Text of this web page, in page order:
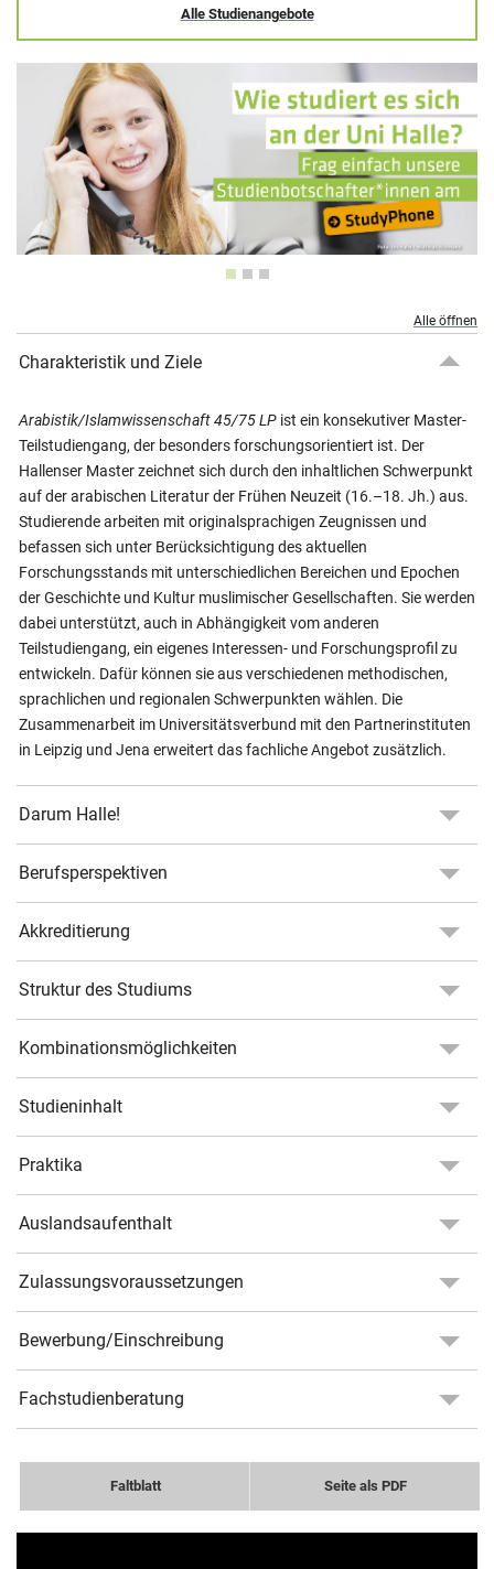
Alle Studienangebote
Alle öffnen
Charakteristik und Ziele
Arabistik/Islamwissenschaft 45/75 LP ist ein konsekutiver Master-
Teilstudiengang, der besonders forschungsorientiert ist. Der
Hallenser Master zeichnet sich durch den inhaltlichen Schwerpunkt
auf der arabischen Literatur der Frühen Neuzeit (16.–18. Jh.) aus.
Studierende arbeiten mit originalsprachigen Zeugnissen und
befassen sich unter Berücksichtigung des aktuellen
Forschungsstands mit unterschiedlichen Bereichen und Epochen
der Geschichte und Kultur muslimischer Gesellschaften. Sie werden
dabei unterstützt, auch in Abhängigkeit vom anderen
Teilstudiengang, ein eigenes Interessen- und Forschungsprofil zu
entwickeln. Dafür können sie aus verschiedenen methodischen,
sprachlichen und regionalen Schwerpunkten wählen. Die
Zusammenarbeit im Universitätsverbund mit den Partnerinstituten
in Leipzig und Jena erweitert das fachliche Angebot zusätzlich.
Darum Halle!
Berufsperspektiven
Akkreditierung
Struktur des Studiums
Kombinationsmöglichkeiten
Studieninhalt
Praktika
Auslandsaufenthalt
Zulassungsvoraussetzungen
Bewerbung/Einschreibung
Fachstudienberatung
Faltblatt Seite als PDF